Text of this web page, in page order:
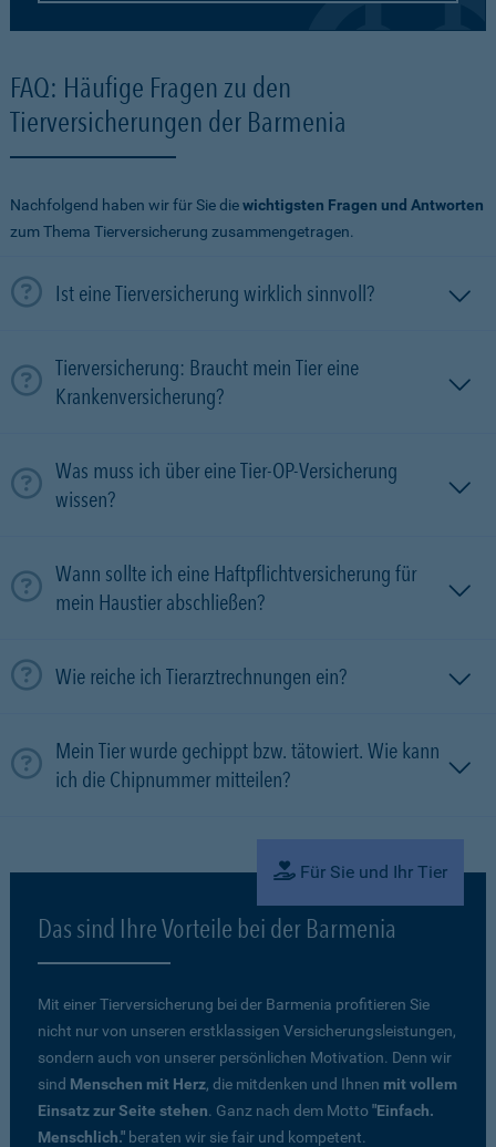
FAQ: Häufige Fragen zu den
Tierversicherungen der Barmenia
Nachfolgend haben wir für Sie diewichtigsten Fragen und Antworten
zum Thema Tierversicherung zusammengetragen.
Ist eine Tierversicherung wirklich sinnvoll?
Tierversicherung: Braucht mein Tier eine
Krankenversicherung?
Was muss ich über eine Tier-OP-Versicherung
wissen?
Wann sollte ich eine Haftpflichtversicherung für
mein Haustier abschließen?
Wie reiche ich Tierarztrechnungen ein?
Mein Tier wurde gechippt bzw. tätowiert. Wie kann
ich die Chipnummer mitteilen?
Für Sie und Ihr Tier
Das sind Ihre Vorteile bei der Barmenia
Mit einer Tierversicherung bei der Barmenia profitieren Sie
nicht nur von unseren erstklassigen Versicherungsleistungen,
sondern auch von unserer persönlichen Motivation. Denn wir
sind Menschen mit Herz, die mitdenken und Ihnen mit vollem
Einsatz zur Seite stehen. Ganz nach dem Motto"Einfach.
Menschlich." beraten wir sie fair und kompetent.